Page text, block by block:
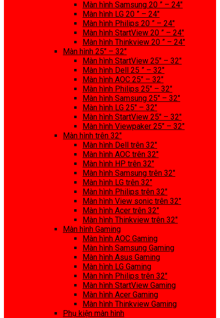
Màn hình Samsung 20 ” – 24″
Màn hình LG 20 ” – 24″
Màn hình Philips 20 ” – 24″
Màn hình StartView 20 ” – 24″
Màn hình Thinkview 20 ” – 24″
Màn hình 25″ – 32″
Màn hình StartView 25″ – 32″
Màn hình Dell 25 ” – 32″
Màn hình AOC 25″ – 32″
Màn hình Philips 25″ – 32″
Màn hình Samsung 25″ – 32″
Màn hình LG 25″ – 32″
Màn hình StartView 25″ – 32″
Màn hình Viewpaker 25″ – 32″
Màn hình trên 32″
Màn hình Dell trên 32″
Màn hình AOC trên 32″
Màn hình HP trên 32″
Màn hình Samsung trên 32″
Màn hình LG trên 32″
Màn hình Philips trên 32″
Màn hình View sonic trên 32″
Màn hình Acer trên 32″
Màn hình Thinkview trên 32″
Màn hình Gaming
Màn hình AOC Gaming
Màn hình Samsung Gaming
Màn hình Asus Gaming
Màn hình LG Gaming
Màn hình Philips trên 32″
Màn hình StartView Gaming
Màn hình Acer Gaming
Màn hình Thinkview Gaming
Phụ kiện màn hình